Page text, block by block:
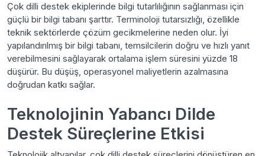
Çok dilli destek ekiplerinde bilgi tutarlılığının sağlanması için
güçlü bir bilgi tabanı şarttır. Terminoloji tutarsızlığı, özellikle
teknik sektörlerde çözüm gecikmelerine neden olur. İyi
yapılandırılmış bir bilgi tabanı, temsilcilerin doğru ve hızlı yanıt
verebilmesini sağlayarak ortalama işlem süresini yüzde 18
düşürür. Bu düşüş, operasyonel maliyetlerin azalmasına
doğrudan katkı sağlar.
Teknolojinin Yabancı Dilde
Destek Süreçlerine Etkisi